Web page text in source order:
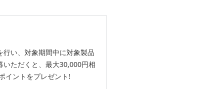
行い、対象期間中に対象製品
いただくと、最大30,000円相
イントをプレゼント!